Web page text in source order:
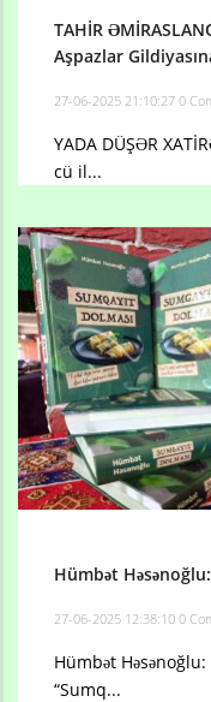
TAHİR
Aşpazlar
27-06-2025 21:10:27 0
YADA DÜŞƏR
cü il...
Hümbət
27-06-2025 12:38:10 0
Hümbət
“Sumq...